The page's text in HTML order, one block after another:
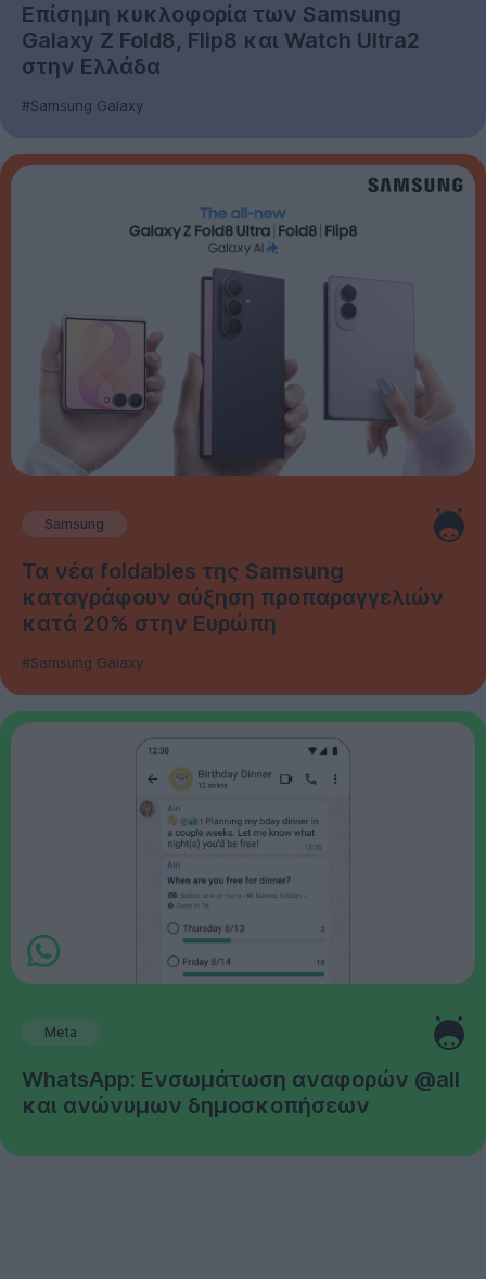
Επίσημη κυκλοφορία των Samsung
Galaxy Z Fold8, Flip8 και Watch Ultra2
στην Ελλάδα
#Samsung Galaxy
Samsung
Τα νέα foldables της Samsung
καταγράφουν αύξηση προπαραγγελιών
κατά 20% στην Ευρώπη
#Samsung Galaxy
Meta
WhatsApp: Ενσωμάτωση αναφορών @all
και ανώνυμων δημοσκοπήσεων